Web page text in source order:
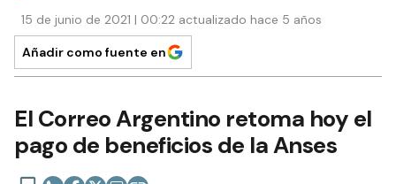
15 de junio de 2021 | 00:22 actualizado hace 5 años
Añadir como fuente en
El Correo Argentino retoma hoy el
pago de beneficios de la Anses